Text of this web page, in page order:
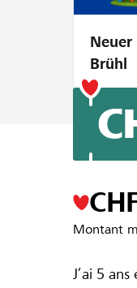
Brühl
Un
J’ai 5
Montant